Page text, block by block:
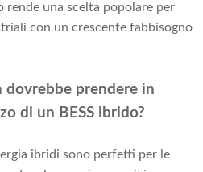
rende una scelta popolare per
con un crescente fabbisogno
dovrebbe prendere in
di un BESS ibrido?
ibridi sono perfetti per le